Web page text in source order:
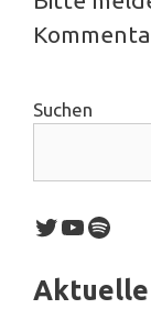
Suchen
Twitter
YouTube